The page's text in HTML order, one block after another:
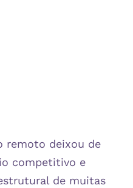
remoto deixou de
competitivo e
de muitas